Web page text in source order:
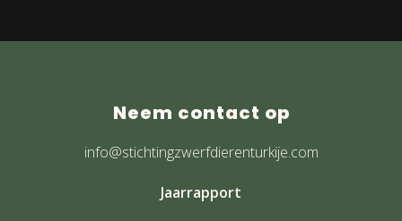
Neem contact op
info@stichtingzwerfdierenturkije.com
Jaarrapport